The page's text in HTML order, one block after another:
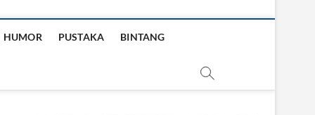
HUMOR PUSTAKA BINTANG